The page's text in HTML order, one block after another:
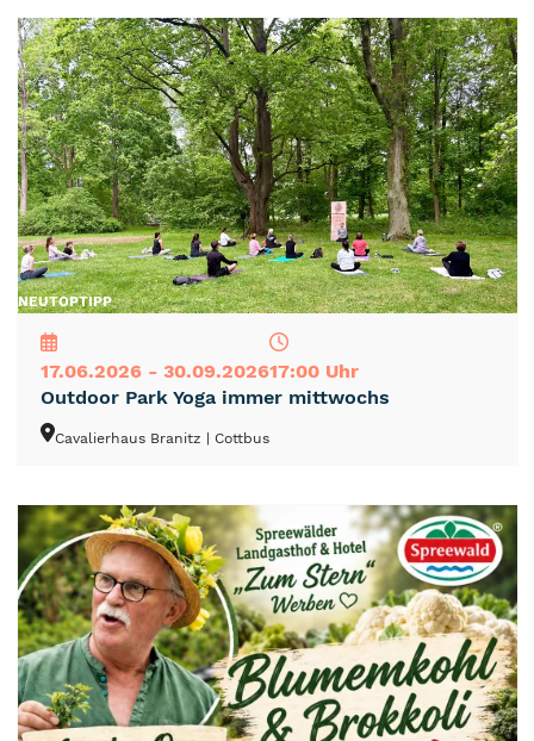
NEUTOPTIPP
17.06.2026 - 30.09.202617:00 Uhr
Outdoor Park Yoga immer mittwochs
Cavalierhaus Branitz | Cottbus